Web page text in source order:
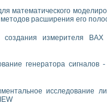
антенны и
подготовку
дисциплин в технических
устройства и
по измерениям
математического
расширения его
создания измерителя
генератора
исследование